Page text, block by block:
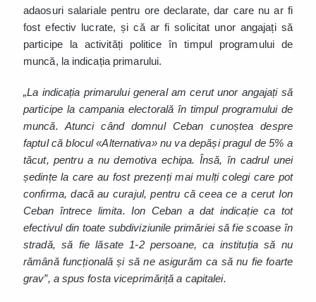
adaosuri salariale pentru ore declarate, dar care nu ar fi
fost efectiv lucrate, și că ar fi solicitat unor angajați să
participe la activități politice în timpul programului de
muncă, la indicația primarului.
„La indicația primarului general am cerut unor angajați să
participe la campania electorală în timpul programului de
muncă. Atunci când domnul Ceban cunoștea despre
faptul că blocul «Alternativa» nu va depăși pragul de 5% a
tăcut, pentru a nu demotiva echipa. Însă, în cadrul unei
ședințe la care au fost prezenți mai mulți colegi care pot
confirma, dacă au curajul, pentru că ceea ce a cerut Ion
Ceban întrece limita. Ion Ceban a dat indicație ca tot
efectivul din toate subdiviziunile primăriei să fie scoase în
stradă, să fie lăsate 1-2 persoane, ca instituția să nu
rămână funcțională și să ne asigurăm ca să nu fie foarte
grav”, a spus fosta viceprimăriță a capitalei.